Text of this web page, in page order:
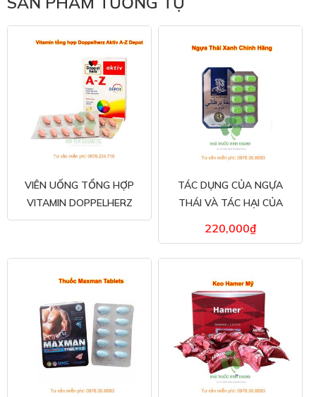
VIÊN UỐNG TỔNG HỢP
VITAMIN DOPPELHERZ
AKTIV A-Z DEPOT
TÁC DỤNG CỦA NGỰA
THÁI VÀ TÁC HẠI CỦA
HỘP 10 VIÊN
220,000₫